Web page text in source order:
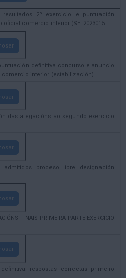
resultados 2º exercicio e puntuación
comercio interior (SEL2023015
puntuación definitiva concurso e anuncio
interior (estabilización)
das alegacións ao segundo exercicio
admitidos proceso libre designación
FINAIS PRIMEIRA PARTE EXERCICIO
definitiva respostas correctas primeiro